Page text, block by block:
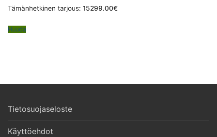
Tämänhetkinen tarjous: 15299.00€
Huuda
Tietosuojaseloste
Käyttöehdot